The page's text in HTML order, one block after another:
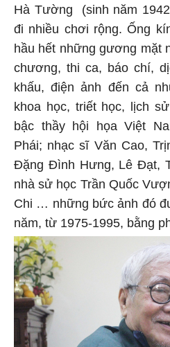
Hà Tường (sinh năm
đi nhiều chơi rộng. Ống
hầu hết những gương mặt
chương, thi ca, báo chí,
khấu, điện ảnh đến cả
khoa học, triết học, lịch
bậc thầy hội họa Việt
Phái; nhạc sĩ Văn Cao,
Đặng Đình Hưng, Lê Đạt,
nhà sử học Trần Quốc
Chi … những bức ảnh đó
năm, từ 1975-1995, bằng